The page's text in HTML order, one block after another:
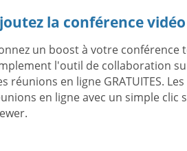
la conférence
un boost à votre conférence
l'outil de collaboration
réunions en ligne GRATUITES.
en ligne avec un simple clic